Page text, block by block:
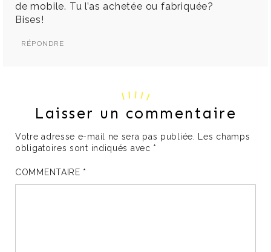
de mobile. Tu l’as achetée ou fabriquée?
Bises!
RÉPONDRE
Laisser un commentaire
Votre adresse e-mail ne sera pas publiée. Les champs
obligatoires sont indiqués avec *
COMMENTAIRE *